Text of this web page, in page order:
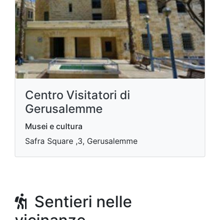
Centro Visitatori di
Gerusalemme
Musei e cultura
Safra Square ,3, Gerusalemme
Sentieri nelle